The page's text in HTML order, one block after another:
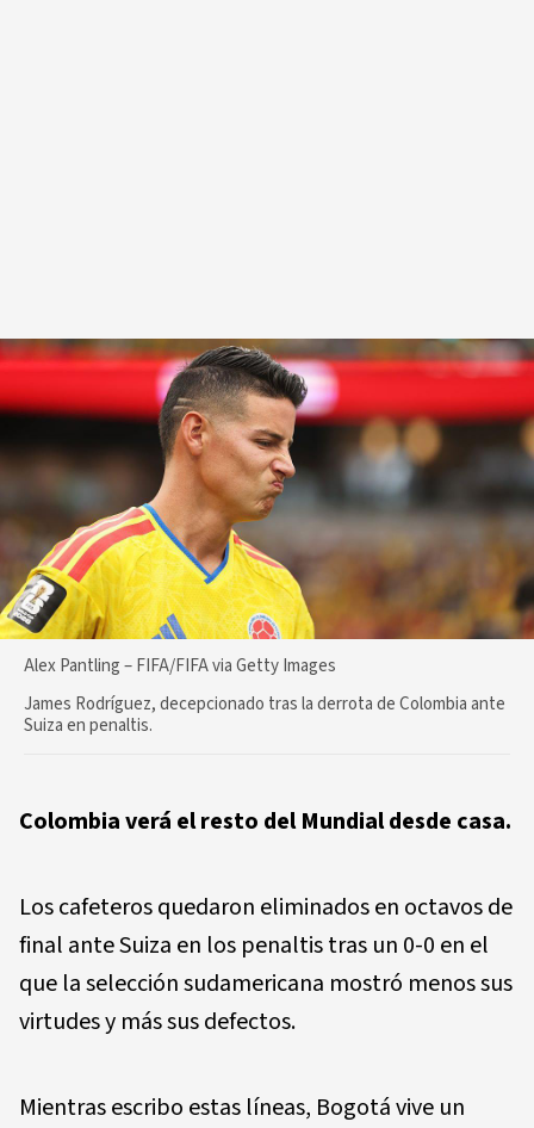
Alex Pantling – FIFA/FIFA via Getty Images
James Rodríguez, decepcionado tras la derrota de Colombia ante
Suiza en penaltis.
Colombia verá el resto del Mundial desde casa.
Los cafeteros quedaron eliminados en octavos de
final ante Suiza en los penaltis tras un 0-0 en el
que la selección sudamericana mostró menos sus
virtudes y más sus defectos.
Mientras escribo estas líneas, Bogotá vive un